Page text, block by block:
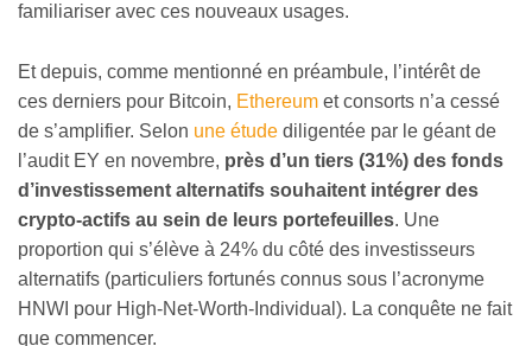
familiariser avec ces nouveaux usages.
Et depuis, comme mentionné en préambule, l’intérêt de
ces derniers pour Bitcoin, Ethereum et consorts n’a cessé
de s’amplifier. Selon une étude diligentée par le géant de
l’audit EY en novembre, près d’un tiers (31%) des fonds
d’investissement alternatifs souhaitent intégrer des
crypto-actifs au sein de leurs portefeuilles. Une
proportion qui s’élève à 24% du côté des investisseurs
alternatifs (particuliers fortunés connus sous l’acronyme
HNWI pour High-Net-Worth-Individual). La conquête ne fait
que commencer.